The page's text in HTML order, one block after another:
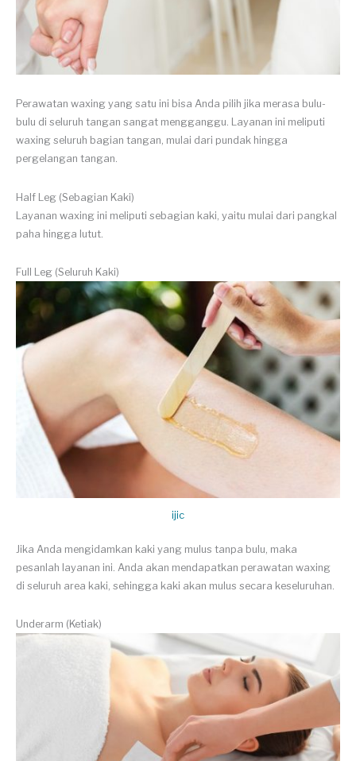
Perawatan waxing yang satu ini bisa Anda pilih jika merasa bulu-
bulu di seluruh tangan sangat mengganggu. Layanan ini meliputi
waxing seluruh bagian tangan, mulai dari pundak hingga
pergelangan tangan.
Half Leg (Sebagian Kaki)
Layanan waxing ini meliputi sebagian kaki, yaitu mulai dari pangkal
paha hingga lutut.
Full Leg (Seluruh Kaki)
ijic
Jika Anda mengidamkan kaki yang mulus tanpa bulu, maka
pesanlah layanan ini. Anda akan mendapatkan perawatan waxing
di seluruh area kaki, sehingga kaki akan mulus secara keseluruhan.
Underarm (Ketiak)